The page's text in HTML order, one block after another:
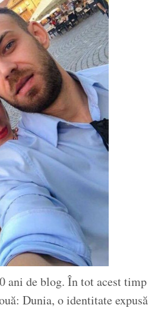
ani de blog. În tot acest timp
Dunia, o identitate expusă